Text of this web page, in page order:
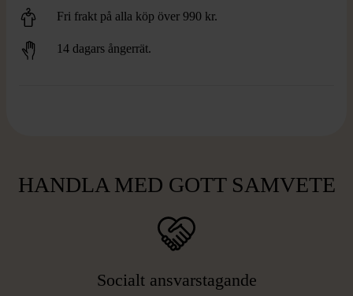
Fri frakt på alla köp över 990 kr.
14 dagars ångerrät.
HANDLA MED GOTT SAMVETE
Socialt ansvarstagande